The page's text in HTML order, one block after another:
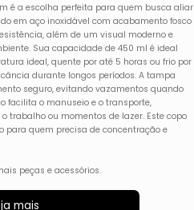
é a escolha perfeita para quem busca aliar
em aço inoxidável com acabamento fosco
além de um visual moderno e
Sua capacidade de 450 ml é ideal
ideal, quente por até 5 horas ou frio por
durante longos períodos. A tampa
seguro, evitando vazamentos quando
facilita o manuseio e o transporte,
trabalho ou momentos de lazer. Este copo
para quem precisa de concentração e
peças e acessórios.
mais